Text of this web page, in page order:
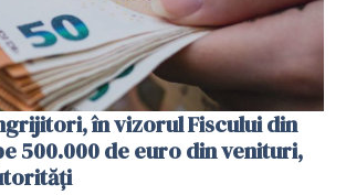
în vizorul Fiscului din
500.000 de euro din venituri,